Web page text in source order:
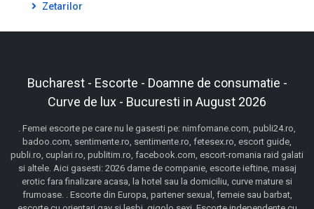
Zetarilor
Bucharest - Escorte - Doamne de consumatie -
Curve de lux - Bucuresti in August 2026
. Femei escorte pe care nu le gasesti pe: nimfomane.com, publi24.ro,
badoo.com, sentimente.ro, sentimente.ro, fetesex.ro, escort guide,
publi.ro, cuplari.ro, publitim.ro, facebook.com, escort-romania raid galati
si altele. Aici gasesti: 2026 dame de companie, escorte ieftine, masaj
erotic fara finalizare acasa, la hotel sau la domiciliu, curve mature si
frumoase. . Escorte din Europa, partener sexual, femeie sau barbat,